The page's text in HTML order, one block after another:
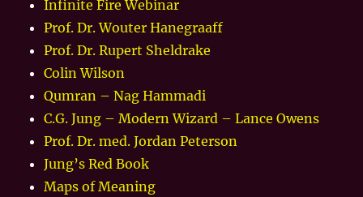
Infinite Fire Webinar
Prof. Dr. Wouter Hanegraaff
Prof. Dr. Rupert Sheldrake
Colin Wilson
Qumran – Nag Hammadi
C.G. Jung – Modern Wizard – Lance Owens
Prof. Dr. med. Jordan Peterson
Jung’s Red Book
Maps of Meaning